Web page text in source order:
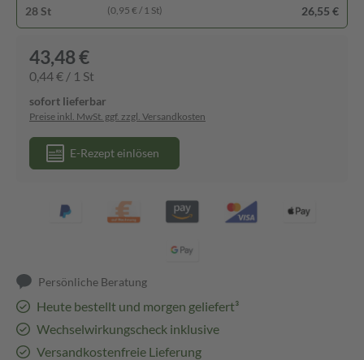
28 St (0,95 € / 1 St) 26,55 €
43,48 €
0,44 € / 1 St
sofort lieferbar
Preise inkl. MwSt. ggf. zzgl. Versandkosten
E-Rezept einlösen
Persönliche Beratung
Heute bestellt und morgen geliefert³
Wechselwirkungscheck inklusive
Versandkostenfreie Lieferung